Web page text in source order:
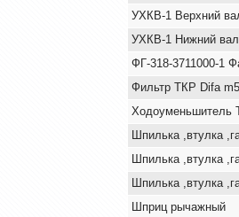
УХКВ-1 Верхний
УХКВ-1 Нижний
ФГ-318-3711000-1
Фильтр ТКР Difa
Ходоуменьшитель
Шпилька ,втулка
Шпилька ,втулка
Шпилька ,втулка
Шприц рычажный